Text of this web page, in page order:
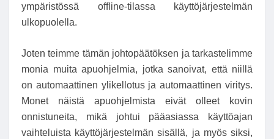
ympäristössä offline-tilassa käyttöjärjestelmän
ulkopuolella.
Joten teimme tämän johtopäätöksen ja tarkastelimme
monia muita apuohjelmia, jotka sanoivat, että niillä
on automaattinen ylikellotus ja automaattinen viritys.
Monet näistä apuohjelmista eivät olleet kovin
onnistuneita, mikä johtui pääasiassa käyttöajan
vaihteluista käyttöjärjestelmän sisällä, ja myös siksi,